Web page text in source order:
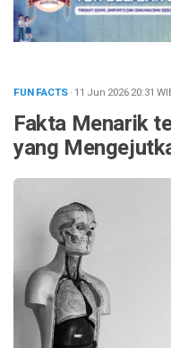
FUN FACTS· 11 Jun 202620:31
Fakta Menarik
yang